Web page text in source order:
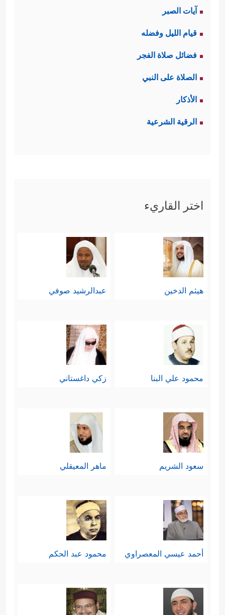
آيات الصبر
قيام الليل وفضله
فضائل صلاة الفجر
الصلاة على النبي
الأذكار
الرقية الشرعية
اختر القاريء
هيثم الدخين عبدالرشيد صوفي
محمود علي البنا زكي داغستاني
سعود الشريم ماهر المعيقلي
أحمد عيسي المعصراوي محمود عبد الحكم